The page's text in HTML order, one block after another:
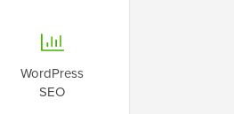
WordPress
SEO